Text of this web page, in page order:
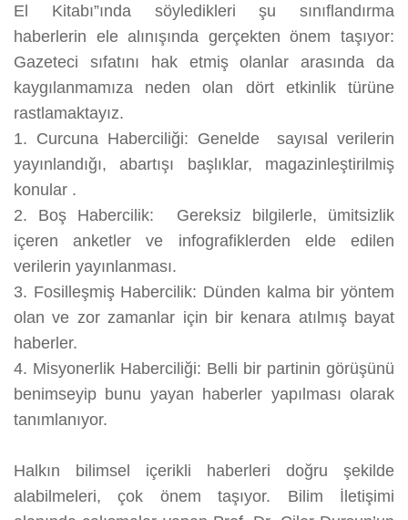
El Kitabı”ında söyledikleri şu sınıflandırma
haberlerin ele alınışında gerçekten önem taşıyor:
Gazeteci sıfatını hak etmiş olanlar arasında da
kaygılanmamıza neden olan dört etkinlik türüne
rastlamaktayız.
1. Curcuna Haberciliği: Genelde sayısal verilerin
yayınlandığı, abartışı başlıklar, magazinleştirilmiş
konular .
2.
Boş Habercilik: Gereksiz bilgilerle, ümitsizlik
içeren anketler ve infografiklerden elde edilen
verilerin yayınlanması.
3. Fosilleşmiş Habercilik: Dünden kalma bir yöntem
olan ve zor zamanlar için bir kenara atılmış bayat
haberler.
4. Misyonerlik Haberciliği: Belli bir partinin görüşünü
benimseyip bunu yayan haberler yapılması olarak
tanımlanıyor.
Halkın bilimsel içerikli haberleri doğru şekilde
alabilmeleri, çok önem taşıyor. Bilim İletişimi